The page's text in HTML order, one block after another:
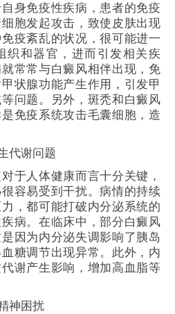
免疫性疾病，患者的免疫
胞发起攻击，致使皮肤出现
疫紊乱的状况，很可能进一
织和器官，进而引发相关疾
常常与白癜风相伴出现，免
状腺功能产生作用，引发甲
问题。另外，斑秃和白癜风
免疫系统攻击毛囊细胞，造
代谢问题
人体健康而言十分关键，
容易受到干扰。病情的持续
，都可能打破内分泌系统的
病。在临床中，部分白癜风
因为内分泌失调影响了胰岛
糖调节出现异常。此外，内
谢产生影响，增加高血脂等
神困扰